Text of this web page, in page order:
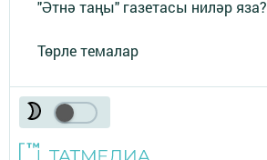
"Әтнә таңы" газетасы ниләр яза?
Төрле темалар